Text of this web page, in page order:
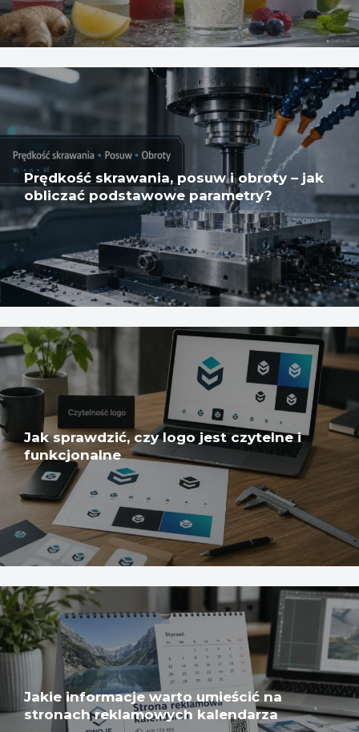
Prędkość skrawania, posuw i obroty – jak
obliczać podstawowe parametry?
Jak sprawdzić, czy logo jest czytelne i
funkcjonalne
Jakie informacje warto umieścić na
stronach reklamowych kalendarza